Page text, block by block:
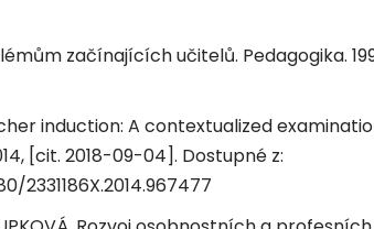
začínajících učitelů. Pedagogika.
induction: A contextualized
[cit. 2018-09-04]. Dostupné z: